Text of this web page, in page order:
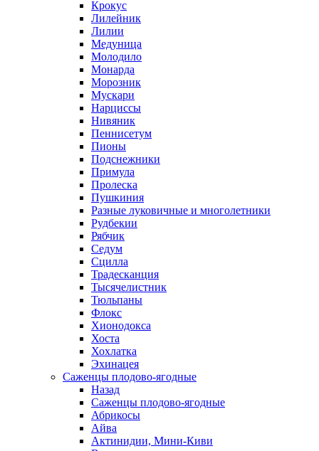
Крокус
Лилейник
Лилии
Медуница
Молодило
Монарда
Морозник
Мускари
Нарциссы
Нивяник
Пеннисетум
Пионы
Подснежники
Примула
Пролеска
Пушкиния
Разные луковичные и многолетники
Рудбекии
Рябчик
Седум
Сцилла
Традесканция
Тысячелистник
Тюльпаны
Флокс
Хионодокса
Хоста
Хохлатка
Эхинацея
Саженцы плодово-ягодные
Назад
Саженцы плодово-ягодные
Абрикосы
Айва
Актинидии, Мини-Киви